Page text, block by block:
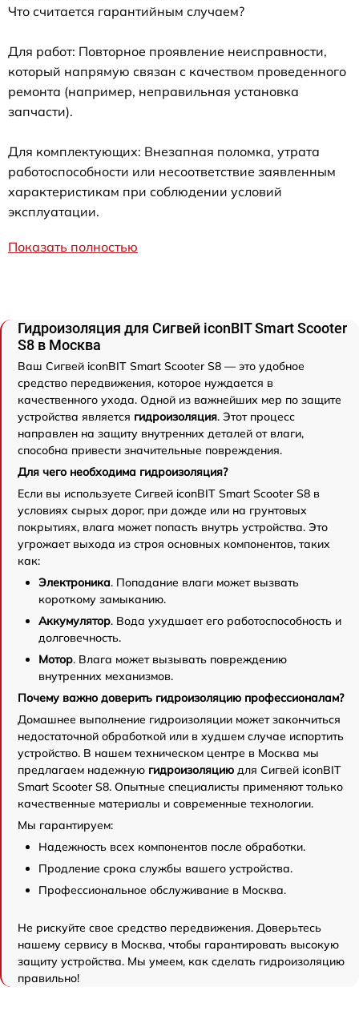
Что считается гарантийным случаем?
Для работ: Повторное проявление неисправности,
который напрямую связан с качеством проведенного
ремонта (например, неправильная установка
запчасти).
Для комплектующих: Внезапная поломка, утрата
работоспособности или несоответствие заявленным
характеристикам при соблюдении условий
эксплуатации.
Показать полностью
Гидроизоляция для Сигвей iconBIT Smart Scooter
S8 в Москва
Ваш Сигвей iconBIT Smart Scooter S8 — это удобное
средство передвижения, которое нуждается в
качественного ухода. Одной из важнейших мер по защите
устройства является гидроизоляция. Этот процесс
направлен на защиту внутренних деталей от влаги,
способна привести значительные повреждения.
Для чего необходима гидроизоляция?
Если вы используете Сигвей iconBIT Smart Scooter S8 в
условиях сырых дорог, при дожде или на грунтовых
покрытиях, влага может попасть внутрь устройства. Это
угрожает выхода из строя основных компонентов, таких
как:
Электроника. Попадание влаги может вызвать
короткому замыканию.
Аккумулятор. Вода ухудшает его работоспособность и
долговечность.
Мотор. Влага может вызывать повреждению
внутренних механизмов.
Почему важно доверить гидроизоляцию профессионалам?
Домашнее выполнение гидроизоляции может закончиться
недостаточной обработкой или в худшем случае испортить
устройство. В нашем техническом центре в Москва мы
предлагаем надежную гидроизоляцию для Сигвей iconBIT
Smart Scooter S8. Опытные специалисты применяют только
качественные материалы и современные технологии.
Мы гарантируем:
Надежность всех компонентов после обработки.
Продление срока службы вашего устройства.
Профессиональное обслуживание в Москва.
Не рискуйте свое средство передвижения. Доверьтесь
нашему сервису в Москва, чтобы гарантировать высокую
защиту устройства. Мы умеем, как сделать гидроизоляцию
правильно!